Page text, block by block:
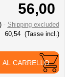
56,00
Shipping excluded
60,54 (Tasse incl.)
AL CARRELLO